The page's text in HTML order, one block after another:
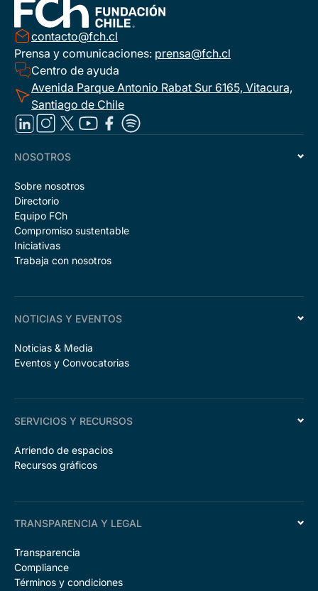
contacto@fch.cl
Prensa y comunicaciones: prensa@fch.cl
Centro de ayuda
Avenida Parque Antonio Rabat Sur 6165, Vitacura,
Santiago de Chile
NOSOTROS
Sobre nosotros
Directorio
Equipo FCh
Compromiso sustentable
Iniciativas
Trabaja con nosotros
NOTICIAS Y EVENTOS
Noticias & Media
Eventos y Convocatorias
SERVICIOS Y RECURSOS
Arriendo de espacios
Recursos gráficos
TRANSPARENCIA Y LEGAL
Transparencia
Compliance
Términos y condiciones